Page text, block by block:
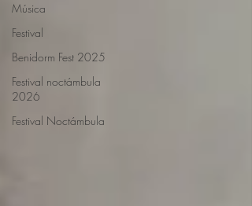
Música
Festival
Benidorm Fest 2025
Festival noctámbula
2026
Festival Noctámbula